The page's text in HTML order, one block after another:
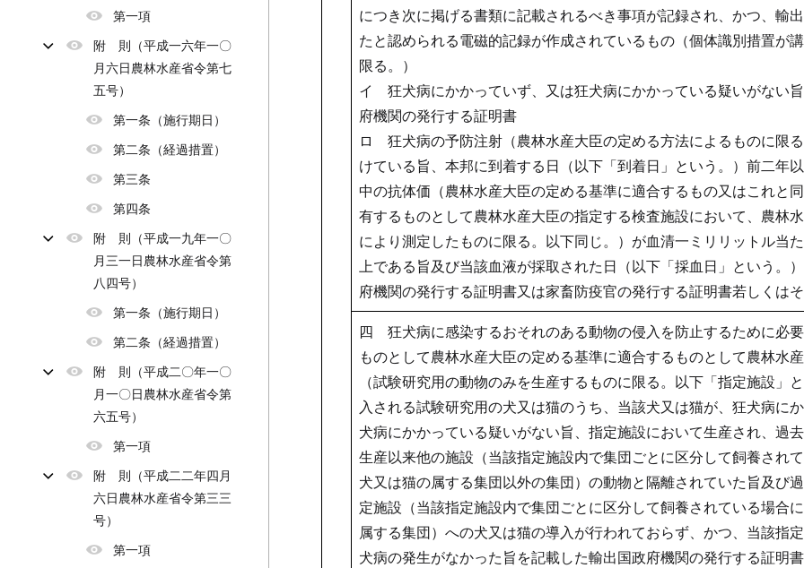
第一項
附 則（平成一六年一〇
月六日農林水産省令第七
五号）
第一条（施行期日）
第二条（経過措置）
第三条
第四条
附 則（平成一九年一〇
月三一日農林水産省令第
八四号）
第一条（施行期日）
第二条（経過措置）
附 則（平成二〇年一〇
月一〇日農林水産省令第
六五号）
第一項
附 則（平成二二年四月
六日農林水産省令第三三
号）
第一項
につき次に掲げる書類に記載されるべき事項が記録され、かつ、輸
たと認められる電磁的記録が作成されているもの（個体識別措置が
限る。）
イ 狂犬病にかかっていず、又は狂犬病にかかっている疑いがない
府機関の発行する証明書
ロ 狂犬病の予防注射（農林水産大臣の定める方法によるものに限
けている旨、本邦に到着する日（以下「到着日」という。）前二年
中の抗体価（農林水産大臣の定める基準に適合するもの又はこれと
有するものとして農林水産大臣の指定する検査施設において、農林
により測定したものに限る。以下同じ。）が血清一ミリリットル当
上である旨及び当該血液が採取された日（以下「採血日」という。
府機関の発行する証明書又は家畜防疫官の発行する証明書若しくは
四 狂犬病に感染するおそれのある動物の侵入を防止するために必
ものとして農林水産大臣の定める基準に適合するものとして農林水
（試験研究用の動物のみを生産するものに限る。以下「指定施設」
入される試験研究用の犬又は猫のうち、当該犬又は猫が、狂犬病に
犬病にかかっている疑いがない旨、指定施設において生産され、過
生産以来他の施設（当該指定施設内で集団ごとに区分して飼養され
犬又は猫の属する集団以外の集団）の動物と隔離されていた旨及び
定施設（当該指定施設内で集団ごとに区分して飼養されている場合
属する集団）への犬又は猫の導入が行われておらず、かつ、当該指
犬病の発生がなかった旨を記載した輸出国政府機関の発行する証明